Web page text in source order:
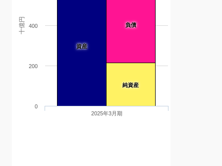
十億円
資産
負債
純資産
2025年3月期
0
200
400